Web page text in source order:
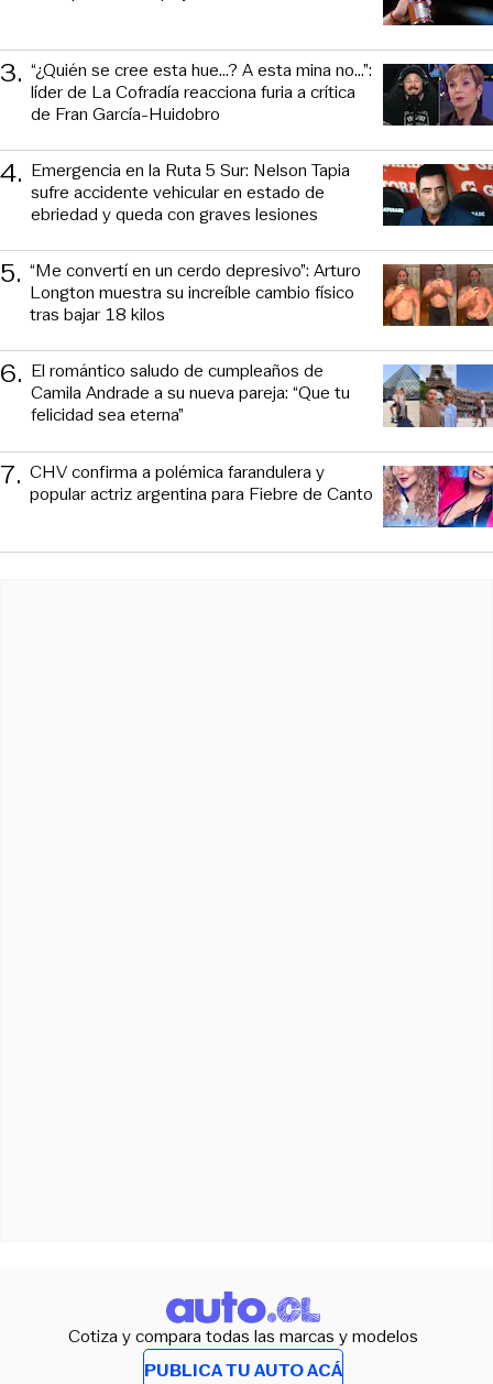
3. “¿Quién se cree esta hue...? A esta mina no...”:
líder de La Cofradía reacciona furia a crítica
de Fran García-Huidobro
4. Emergencia en la Ruta 5 Sur: Nelson Tapia
sufre accidente vehicular en estado de
ebriedad y queda con graves lesiones
5. “Me convertí en un cerdo depresivo”: Arturo
Longton muestra su increíble cambio físico
tras bajar 18 kilos
6. El romántico saludo de cumpleaños de
Camila Andrade a su nueva pareja: “Que tu
felicidad sea eterna”
7. CHV confirma a polémica farandulera y
popular actriz argentina para Fiebre de Canto
Cotiza y compara todas las marcas y modelos
PUBLICA TU AUTO ACÁ